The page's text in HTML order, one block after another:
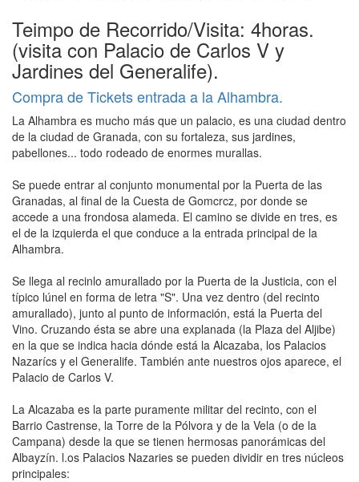
Teimpo de Recorrido/Visita: 4horas.
(visita con Palacio de Carlos V y
Jardines del Generalife).
Compra de Tickets entrada a la Alhambra.
La Alhambra es mucho más que un palacio, es una ciudad dentro
de la ciudad de Granada, con su fortaleza, sus jar­dines,
pabellones... todo rodeado de enormes murallas.
Se puede entrar al conjunto monumental por la Puerta de las
Granadas, al final de la Cuesta de Gomcrcz, por donde se
accede a una frondosa alameda. El camino se divide en tres, es
el de la izquierda el que conduce a la entrada principal de la
Alhambra.
Se llega al recinlo amurallado por la Puerta de la Justicia, con el
típico lúnel en forma de letra "S". Una vez dentro (del recinto
amurallado), junto al punto de información, está la Puerta del
Vino. Cruzando ésta se abre una explanada (la Plaza del Aljibe)
en la que se indica hacia dónde está la Alcazaba, los Palacios
Nazarícs y el Generalife. También ante nuestros ojos aparece, el
Palacio de Carlos V.
La Alcazaba es la parte pura­mente militar del recinto, con el
Barrio Castrense, la Torre de la Pólvora y de la Vela (o de la
Campana) desde la que se tienen hermosas panorámicas del
Albayzín. l.os Palacios Nazaries se pueden dividir en tres núcleos
principales: